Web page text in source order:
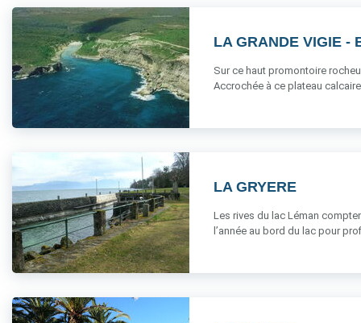
LA GRANDE VIGIE -
Sur ce haut promontoire
Accrochée à ce plateau
LA GRYERE
Les rives du lac Léman
l’année au bord du lac pour